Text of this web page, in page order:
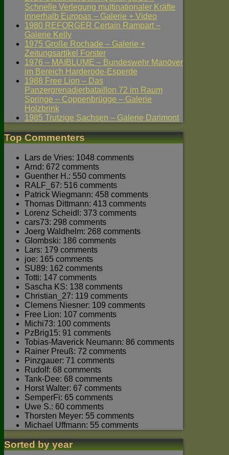
Schnelle Verlegung multinationaler Kräfte
innerhalb Europas – Galerie + Video
1980 REFORGER Certain Rampart –
Galerie Kelly
1975 Große Rochade – Galerie +
Zeitungsartikel Forster
1976 – MAIBLUME – Bundeswehr Manöver
im Bereich Harderode-Esperde
1988 Free Lion – Das
Panzergrenadierbataillon 72 im Raum
Springe – Coppenbrügge – Galerie
Holzbrink
1985 Trutzige Sachsen – Galerie Darimont
Top Commenters
Lars de Vries: 1048 comments
Arnd: 672 comments
Guenther H.: 550 comments
RALF_67: 516 comments
Patrick Wiegmann: 458 comments
Thomas Dittmann: 413 comments
Lorenz Scheidl: 373 comments
cars73: 298 comments
Joerg Waldhelm: 268 comments
Glombski: 186 comments
Lars: 179 comments
joe: 165 comments
SU89: 162 comments
Totti: 147 comments
Sascha KS: 138 comments
Christian_27: 119 comments
Clemens Niesner: 109 comments
Free Lion: 107 comments
Michi73: 100 comments
PzBrig15: 91 comments
Tobias-Maverick Neumann: 86 comments
Rainer Preuß: 72 comments
Pinzgauer: 71 comments
Rudolf: 68 comments
Tank-Dee: 68 comments
Horst Walter: 67 comments
SemperFi: 65 comments
Uwe S.: 60 comments
Thorsten Meyer: 55 comments
Michael Uffmann: 55 comments
Sorted by year